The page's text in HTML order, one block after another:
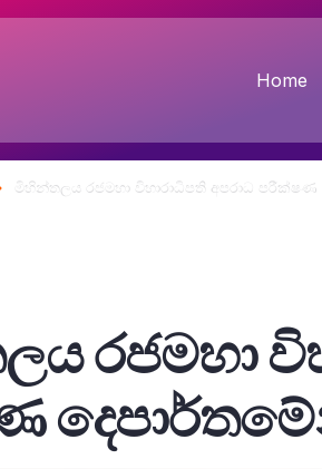
Home
මිහින්තලය රජමහා විහාරාධිපති අපරාධ පරීක්ෂණ
රජමහා